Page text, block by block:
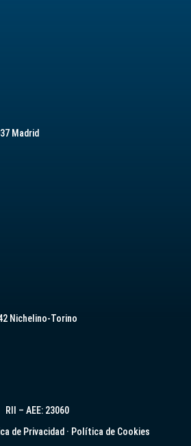
Madrid
Nichelino-Torino
RII – AEE: 23060
de Privacidad · Política de Cookies